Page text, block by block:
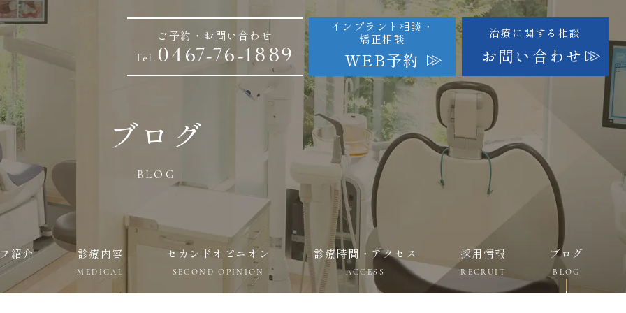
ご予約・お問い合わせ
Tel. 0467-76-1889
インプラント相談・
矯正相談
WEB予約
治療に関する相談
お問い合わせ
ブログ
BLOG
紹介 診療内容
MEDICAL
セカンドオピニオン
SECOND OPINION
診療時間・アクセス
ACCESS
採用情報
RECRUIT
ブログ
BLOG